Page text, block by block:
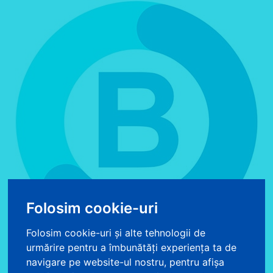
Folosim cookie-uri
Folosim cookie-uri și alte tehnologii de
urmărire pentru a îmbunătăți experiența ta de
navigare pe website-ul nostru, pentru afișa
Cos de cumparaturi0ProdusProduse
0 produse - 0.00 lei